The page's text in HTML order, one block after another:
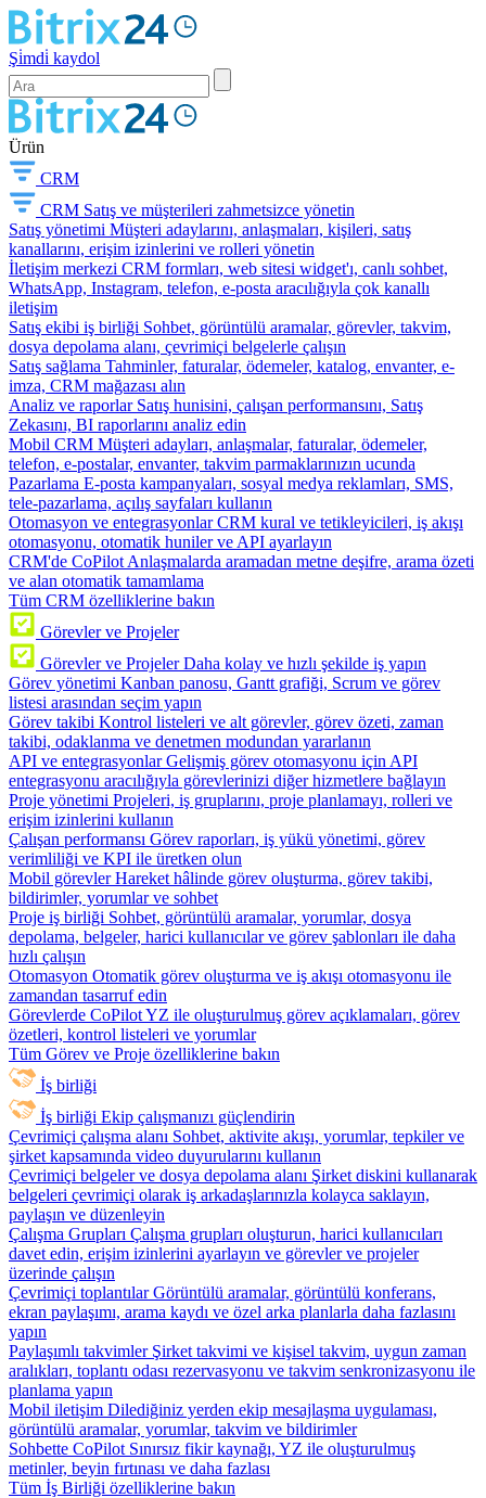
Şi̇mdi̇ kaydol
Ürün
CRM
CRM Satış ve müşterileri zahmetsizce yönetin
Satış yönetimi Müşteri adaylarını, anlaşmaları, kişileri, satış
kanallarını, erişim izinlerini ve rolleri yönetin
İletişim merkezi CRM formları, web sitesi widget'ı, canlı sohbet,
WhatsApp, Instagram, telefon, e-posta aracılığıyla çok kanallı
iletişim
Satış ekibi iş birliği Sohbet, görüntülü aramalar, görevler, takvim,
dosya depolama alanı, çevrimiçi belgelerle çalışın
Satış sağlama Tahminler, faturalar, ödemeler, katalog, envanter, e-
imza, CRM mağazası alın
Analiz ve raporlar Satış hunisini, çalışan performansını, Satış
Zekasını, BI raporlarını analiz edin
Mobil CRM Müşteri adayları, anlaşmalar, faturalar, ödemeler,
telefon, e-postalar, envanter, takvim parmaklarınızın ucunda
Pazarlama E-posta kampanyaları, sosyal medya reklamları, SMS,
tele-pazarlama, açılış sayfaları kullanın
Otomasyon ve entegrasyonlar CRM kural ve tetikleyicileri, iş akışı
otomasyonu, otomatik huniler ve API ayarlayın
CRM'de CoPilot Anlaşmalarda aramadan metne deşifre, arama özeti
ve alan otomatik tamamlama
Tüm CRM özelliklerine bakın
Görevler ve Projeler
Görevler ve Projeler Daha kolay ve hızlı şekilde iş yapın
Görev yönetimi Kanban panosu, Gantt grafiği, Scrum ve görev
listesi arasından seçim yapın
Görev takibi Kontrol listeleri ve alt görevler, görev özeti, zaman
takibi, odaklanma ve denetmen modundan yararlanın
API ve entegrasyonlar Gelişmiş görev otomasyonu için API
entegrasyonu aracılığıyla görevlerinizi diğer hizmetlere bağlayın
Proje yönetimi Projeleri, iş gruplarını, proje planlamayı, rolleri ve
erişim izinlerini kullanın
Çalışan performansı Görev raporları, iş yükü yönetimi, görev
verimliliği ve KPI ile üretken olun
Mobil görevler Hareket hâlinde görev oluşturma, görev takibi,
bildirimler, yorumlar ve sohbet
Proje iş birliği Sohbet, görüntülü aramalar, yorumlar, dosya
depolama, belgeler, harici kullanıcılar ve görev şablonları ile daha
hızlı çalışın
Otomasyon Otomatik görev oluşturma ve iş akışı otomasyonu ile
zamandan tasarruf edin
Görevlerde CoPilotYZ ile oluşturulmuş görev açıklamaları, görev
özetleri, kontrol listeleri ve yorumlar
Tüm Görev ve Proje özelliklerine bakın
İş birliği
İş birliği Ekip çalışmanızı güçlendirin
Çevrimiçi çalışma alanı Sohbet, aktivite akışı, yorumlar, tepkiler ve
şirket kapsamında video duyurularını kullanın
Çevrimiçi belgeler ve dosya depolama alanı Şirket diskini kullanarak
belgeleri çevrimiçi olarak iş arkadaşlarınızla kolayca saklayın,
paylaşın ve düzenleyin
Çalışma Grupları Çalışma grupları oluşturun, harici kullanıcıları
davet edin, erişim izinlerini ayarlayın ve görevler ve projeler
üzerinde çalışın
Çevrimiçi toplantılar Görüntülü aramalar, görüntülü konferans,
ekran paylaşımı, arama kaydı ve özel arka planlarla daha fazlasını
yapın
Paylaşımlı takvimler Şirket takvimi ve kişisel takvim, uygun zaman
aralıkları, toplantı odası rezervasyonu ve takvim senkronizasyonu ile
planlama yapın
Mobil iletişim Dilediğiniz yerden ekip mesajlaşma uygulaması,
görüntülü aramalar, yorumlar, takvim ve bildirimler
Sohbette CoPilot Sınırsız fikir kaynağı, YZ ile oluşturulmuş
metinler, beyin fırtınası ve daha fazlası
Tüm İş Birliği özelliklerine bakın